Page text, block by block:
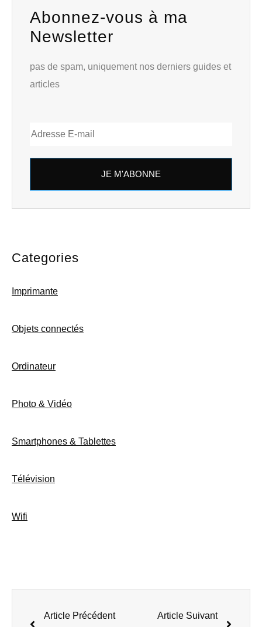
Abonnez-vous à ma
Newsletter
pas de spam, uniquement nos derniers guides et
articles
JE M'ABONNE
Categories
Imprimante
Objets connectés
Ordinateur
Photo & Vidéo
Smartphones & Tablettes
Télévision
Wifi
Article Précédent Article Suivant